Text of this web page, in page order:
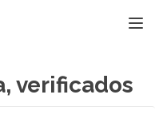
verificados